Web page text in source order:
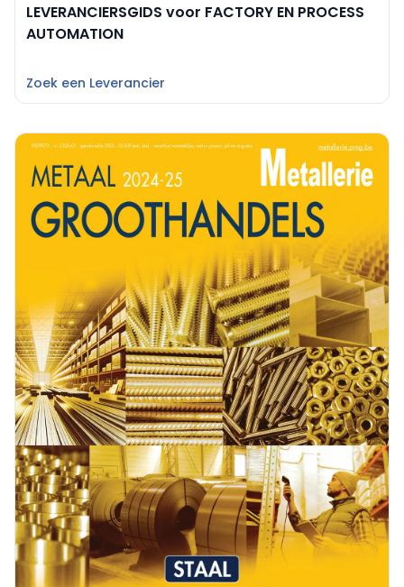
LEVERANCIERSGIDS voor FACTORY EN PROCESS
AUTOMATION
Zoek een Leverancier